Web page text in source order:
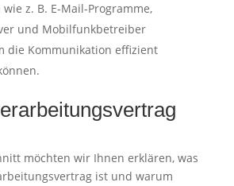
z. B. E-Mail-Programme,
und Mobilfunkbetreiber
die Kommunikation effizient
möchten wir Ihnen erklären, was
ist und warum